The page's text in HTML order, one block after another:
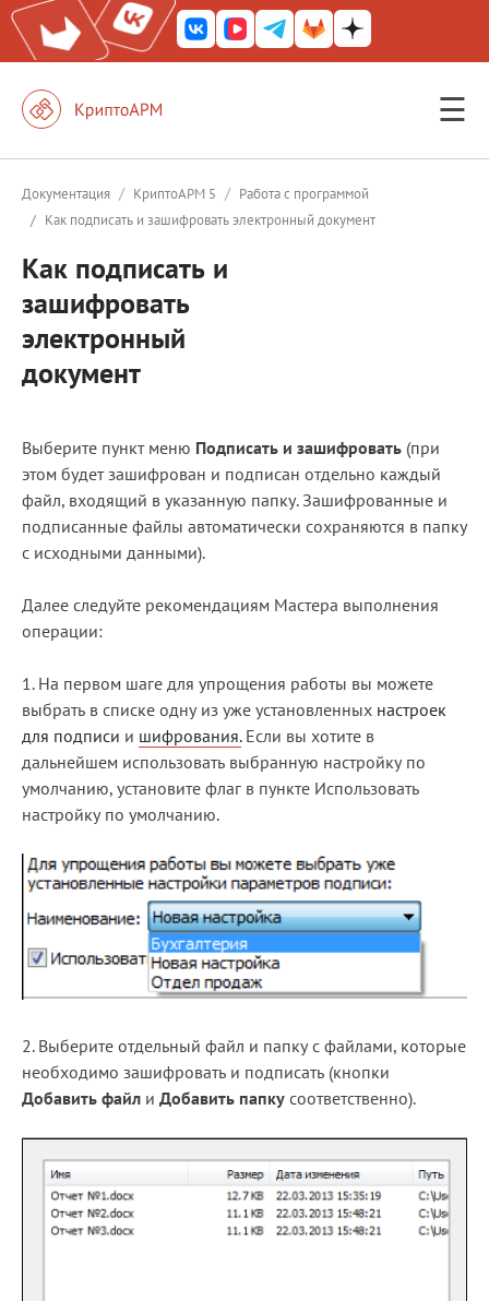
☰
КриптоАРМ
КриптоАРМ Server
Решения
Блог
Получить КЭП
Полная версия сайта
Документация / КриптоАРМ 5 / Работа с программой
/ Как подписать и зашифровать электронный документ
Как подписать и
зашифровать
электронный
документ
Выберите пункт меню Подписать и зашифровать (при
этом будет зашифрован и подписан отдельно каждый
файл, входящий в указанную папку. Зашифрованные и
подписанные файлы автоматически сохраняются в папку
с исходными данными).
Далее следуйте рекомендациям Мастера выполнения
операции:
1. На первом шаге для упрощения работы вы можете
выбрать в списке одну из уже установленных настроек
для подписи и шифрования.Если вы хотите в
дальнейшем использовать выбранную настройку по
умолчанию, установите флаг в пункте Использовать
настройку по умолчанию.
2. Выберите отдельный файл и папку с файлами, которые
необходимо зашифровать и подписать (кнопки
Добавить файл и Добавить папку соответственно).